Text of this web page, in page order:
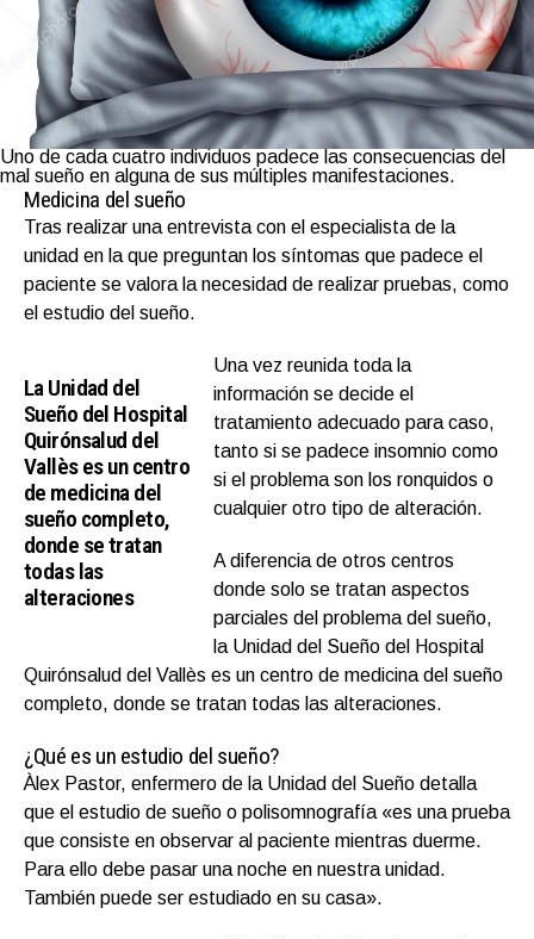
Uno de cada cuatro individuos padece las consecuencias del
mal sueño en alguna de sus múltiples manifestaciones.
Medicina del sueño
Tras realizar una entrevista con el especialista de la
unidad en la que preguntan los síntomas que padece el
paciente se valora la necesidad de realizar pruebas, como
el estudio del sueño.
La Unidad del
Sueño del Hospital
Quirónsalud del
Vallès es un centro
de medicina del
sueño completo,
donde se tratan
todas las
alteraciones
Una vez reunida toda la
información se decide el
tratamiento adecuado para caso,
tanto si se padece insomnio como
si el problema son los ronquidos o
cualquier otro tipo de alteración.
A diferencia de otros centros
donde solo se tratan aspectos
parciales del problema del sueño,
la Unidad del Sueño del Hospital
Quirónsalud del Vallès es un centro de medicina del sueño
completo, donde se tratan todas las alteraciones.
¿Qué es un estudio del sueño?
Àlex Pastor, enfermero de la Unidad del Sueño detalla
que el estudio de sueño o polisomnografía «es una prueba
que consiste en observar al paciente mientras duerme.
Para ello debe pasar una noche en nuestra unidad.
También puede ser estudiado en su casa».